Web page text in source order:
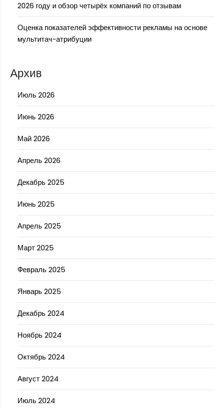
2026 году и обзор четырёх компаний по отзывам
Оценка показателей эффективности рекламы на основе
мультитач-атрибуции
Архив
Июль 2026
Июнь 2026
Май 2026
Апрель 2026
Декабрь 2025
Июнь 2025
Апрель 2025
Март 2025
Февраль 2025
Январь 2025
Декабрь 2024
Ноябрь 2024
Октябрь 2024
Август 2024
Июль 2024